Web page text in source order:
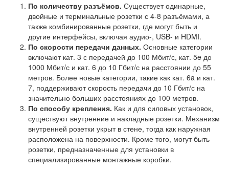
По количеству разъёмов. Существует одинарные,
двойные и терминальные розетки с 4-8 разъёмами, а
также комбинированные розетки, где могут быть и
другие интерфейсы, включая аудио-, USB- и HDMI.
По скорости передачи данных. Основные категории
включают кат. 3 с передачей до 100 Мбит/с, кат. 5e до
1000 Мбит/с и кат. 6 до 10 Гбит/с на расстоянии до 55
метров. Более новые категории, такие как кат. 6a и кат.
7, поддерживают скорость передачи до 10 Гбит/с на
значительно больших расстояниях до 100 метров.
По способу крепления. Как и для силовых установок,
существуют внутренние и накладные розетки. Механизм
внутренней розетки укрыт в стене, тогда как наружная
расположена на поверхности. Кроме того, могут быть
розетки, предназначенные для установки в
специализированные монтажные коробки.